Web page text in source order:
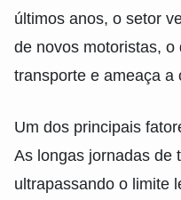
últimos anos, o setor
de novos motoristas,
transporte e ameaça a
Um dos principais
As longas jornadas de
ultrapassando o limite